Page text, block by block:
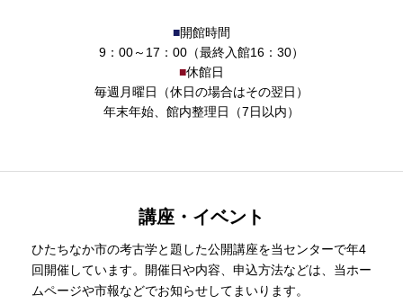
■開館時間
9：00～17：00（最終入館16：30）
■休館日
毎週月曜日（休日の場合はその翌日）
年末年始、館内整理日（7日以内）
講座・イベント
ひたちなか市の考古学と題した公開講座を当センターで年4
回開催しています。開催日や内容、申込方法などは、当ホー
ムページや市報などでお知らせしてまいります。